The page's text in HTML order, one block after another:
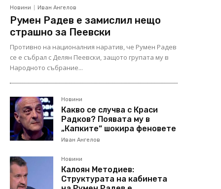
Новини Иван Ангелов
Румен Радев е замислил нещо
страшно за Пеевски
Противно на националния наратив, че Румен Радев
се е събрал с Делян Пеевски, защото групата му в
Народното събрание...
Новини
Какво се случва с Краси
Радков? Появата му в
„Капките“ шокира феновете
Иван Ангелов
Новини
Калоян Методиев:
Структурата на кабинета